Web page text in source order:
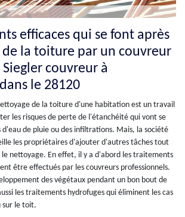
efficaces qui se font après
la toiture par un couvreur
couvreur à
le 28120
de la toiture d'une habitation est un travail
les risques de perte de l'étanchéité qui vont se
de pluie ou des infiltrations. Mais, la société
les propriétaires d'ajouter d'autres tâches tout
nettoyage. En effet, il y a d'abord les traitements
être effectués par les couvreurs professionnels.
des végétaux pendant un bon bout de
les traitements hydrofuges qui éliminent les cas
sur le toit.